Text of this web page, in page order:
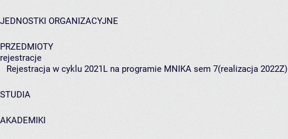
JEDNOSTKI ORGANIZACYJNE
PRZEDMIOTY
rejestracje
Rejestracja w cyklu 2021L na programie MNIKA sem 7(realizacja 2022Z)
STUDIA
AKADEMIKI